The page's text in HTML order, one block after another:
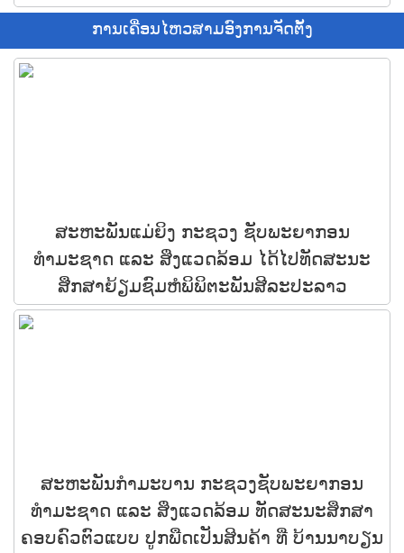
ການເຄື່ອນໄຫວສາມອົງການຈັດຕັ້ງ
ສະຫະພັນແມ່ຍິງ ກະຊວງ ຊັບພະຍາກອນ
ທຳມະຊາດ ແລະ ສິ່ງແວດລ້ອມ ໄດ້ໄປທັດສະນະ
ສືກສາຍ້ຽມຊົມຫໍພິພິຕະພັນສີລະປະລາວ
ສະຫະພັນກຳມະບານ ກະຊວງຊັບພະຍາກອນ
ທຳມະຊາດ ແລະ ສິ່ງແວດລ້ອມ ທັດສະນະສຶກສາ
ຄອບຄົວຕົວແບບ ປູກພືດເປັນສິນຄ້າ ທີ່ ບ້ານນາບຽນ